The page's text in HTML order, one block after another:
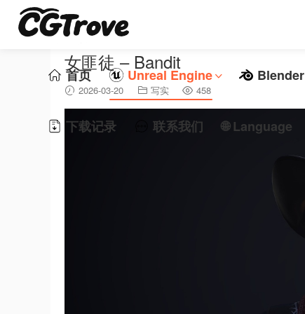
首页 Unreal Engine Blender
下载记录 联系我们 🌐 Language
女匪徒 – Bandit
2026-03-20 写实 458